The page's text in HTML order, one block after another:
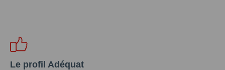
Le profil Adéquat